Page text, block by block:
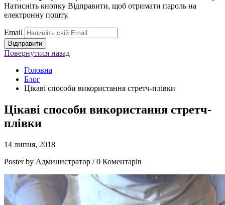
Натисніть кнопку Відправити, щоб отримати пароль на
електронну пошту.
Email
Повернутися назад
Головна
Блог
Цікаві способи використання стретч-плівки
Цікаві способи використання стретч-
плівки
14 липня, 2018
Poster by Администратор / 0 Коментарів